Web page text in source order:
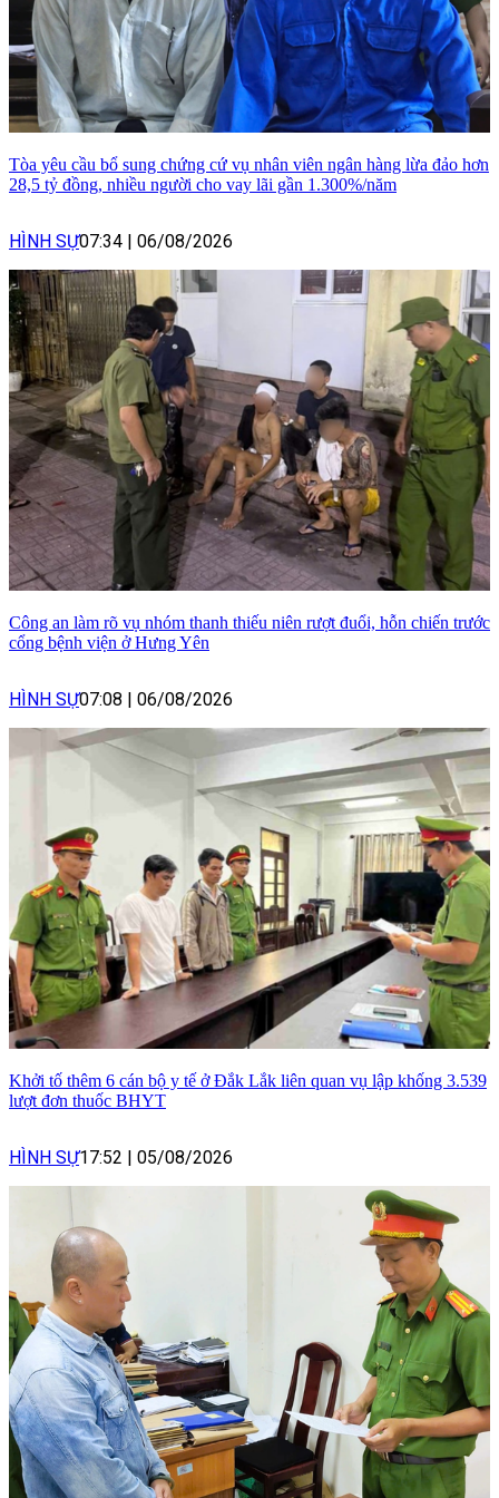
Tòa yêu cầu bổ sung chứng cứ vụ nhân viên ngân hàng lừa đảo hơn
28,5 tỷ đồng, nhiều người cho vay lãi gần 1.300%/năm
HÌNH SỰ07:34 | 06/08/2026
Công an làm rõ vụ nhóm thanh thiếu niên rượt đuổi, hỗn chiến trước
cổng bệnh viện ở Hưng Yên
HÌNH SỰ07:08 | 06/08/2026
Khởi tố thêm 6 cán bộ y tế ở Đắk Lắk liên quan vụ lập khống 3.539
lượt đơn thuốc BHYT
HÌNH SỰ17:52 | 05/08/2026